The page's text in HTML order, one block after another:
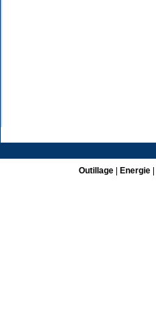
Outillage| Energie|